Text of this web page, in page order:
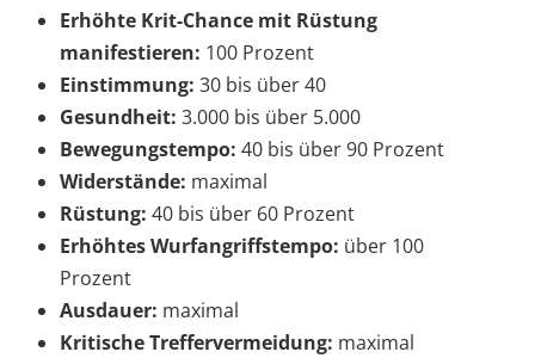
Erhöhte Krit-Chance mit Rüstung
manifestieren: 100 Prozent
Einstimmung: 30 bis über 40
Gesundheit: 3.000 bis über 5.000
Bewegungstempo: 40 bis über 90 Prozent
Widerstände: maximal
Rüstung: 40 bis über 60 Prozent
Erhöhtes Wurfangriffstempo: über 100
Prozent
Ausdauer: maximal
Kritische Treffervermeidung: maximal